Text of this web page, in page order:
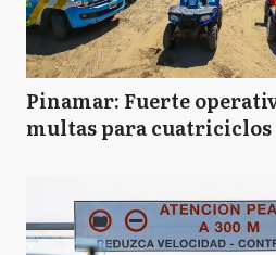
Pinamar: Fuerte
multas para cuatriciclos